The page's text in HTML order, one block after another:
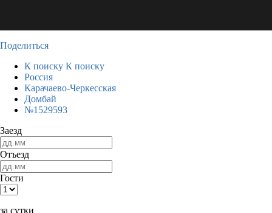
Поделиться
К поиску К поиску
Россия
Карачаево-Черкесская
Домбай
№1529593
Заезд
Отъезд
Гости
за сутки